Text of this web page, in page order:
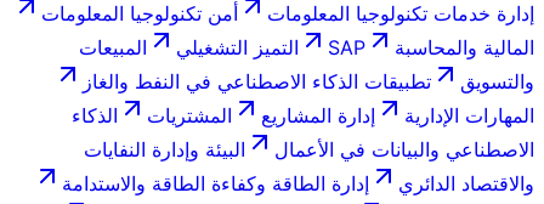
إدارة خدمات تكنولوجيا المعلومات
أمن تكنولوجيا المعلومات
المالية والمحاسبة
SAP التميز التشغيلي
المبيعات
والتسويق
تطبيقات الذكاء الاصطناعي في النفط والغاز
المهارات الإدارية
إدارة المشاريع المشتريات
الذكاء
الاصطناعي والبيانات في الأعمال
البيئة وإدارة النفايات
والاقتصاد الدائري
إدارة الطاقة وكفاءة الطاقة والاستدامة